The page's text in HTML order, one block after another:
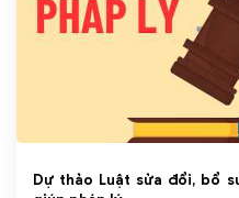
Dự thảo Luật sửa đổi, bổ